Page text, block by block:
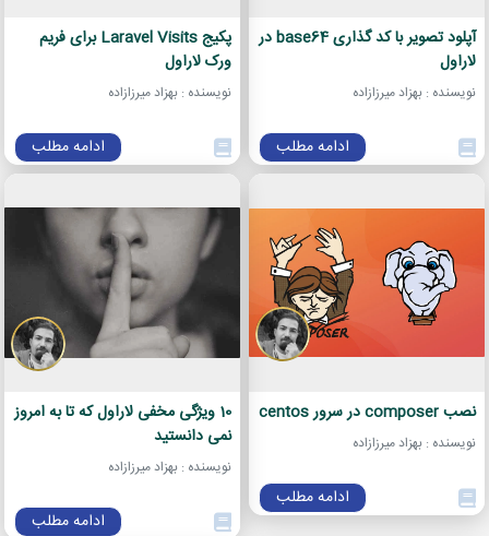
آپلود تصویر با کد گذاری base64 در
لاراول
نویسنده : بهزاد میرزازاده
ادامه مطلب
پکیج Laravel Visits برای فریم
ورک لاراول
نویسنده : بهزاد میرزازاده
ادامه مطلب
نصب composer در سرور centos
نویسنده : بهزاد میرزازاده
ادامه مطلب
10 ویژگی مخفی لاراول که تا به امروز
نمی دانستید
نویسنده : بهزاد میرزازاده
ادامه مطلب